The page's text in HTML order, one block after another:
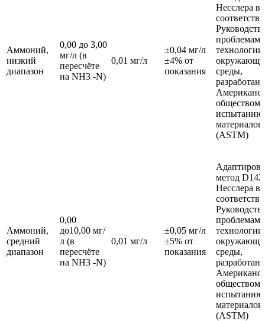
Аммоний,
низкий
диапазон
0,00 до 3,00
мг/л (в
пересчёте
на NH3 -N)
0,01 мг/л
±0,04 мг/л
±4% от
показания
Несслера в
проблемам
технологии
среды,
обществом
испытанию
материалов
(ASTM)
Аммоний,
средний
диапазон
0,00
до10,00 мг/
л (в
пересчёте
на NH3 -N)
0,01 мг/л
±0,05 мг/л
±5% от
показания
метод
Несслера в
проблемам
технологии
среды,
обществом
испытанию
материалов
(ASTM)